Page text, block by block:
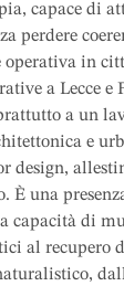
capace di
perdere
in
a Lecce e
a un
e
design,
È una
capacità di
al recupero